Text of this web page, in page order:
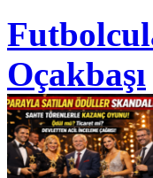
Oçakbaşı